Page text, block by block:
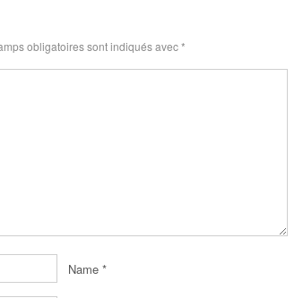
obligatoires sont indiqués avec*
Name *